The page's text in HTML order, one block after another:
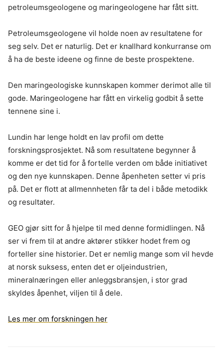
petroleumsgeologene og maringeologene har fått sitt.
Petroleumsgeologene vil holde noen av resultatene for
seg selv. Det er naturlig. Det er knallhard konkurranse om
å ha de beste ideene og finne de beste prospektene.
Den maringeologiske kunnskapen kommer derimot alle til
gode. Maringeologene har fått en virkelig godbit å sette
tennene sine i.
Lundin har lenge holdt en lav profil om dette
forskningsprosjektet. Nå som resultatene begynner å
komme er det tid for å fortelle verden om både initiativet
og den nye kunnskapen. Denne åpenheten setter vi pris
på. Det er flott at allmennheten får ta del i både metodikk
og resultater.
GEO gjør sitt for å hjelpe til med denne formidlingen. Nå
ser vi frem til at andre aktører stikker hodet frem og
forteller sine historier. Det er nemlig mange som vil hevde
at norsk suksess, enten det er oljeindustrien,
mineralnæringen eller anleggsbransjen, i stor grad
skyldes åpenhet, viljen til å dele.
Les mer om forskningen her